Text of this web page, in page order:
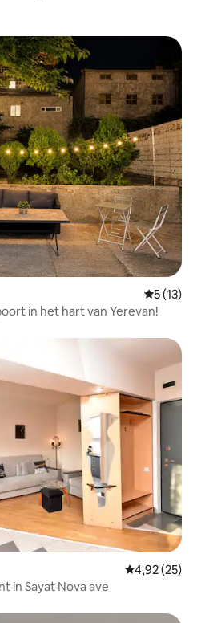
5 (13)
in het hart van Yerevan!
Gemiddelde
4,92 (25)
in Sayat Nova ave